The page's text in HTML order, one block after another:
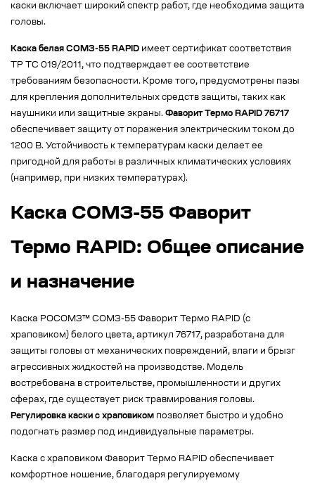
каски включает широкий спектр работ, где необходима защита
головы.
Каска белая СОМЗ-55 RAPID имеет сертификат соответствия
ТР ТС 019/2011, что подтверждает ее соответствие
требованиям безопасности. Кроме того, предусмотрены пазы
для крепления дополнительных средств защиты, таких как
наушники или защитные экраны. Фаворит Термо RAPID 76717
обеспечивает защиту от поражения электрическим током до
1200 В. Устойчивость к температурам каски делает ее
пригодной для работы в различных климатических условиях
(например, при низких температурах).
Каска СОМЗ-55 Фаворит
Термо RAPID: Общее описание
и назначение
Каска РОСОМЗ™ СОМЗ-55 Фаворит Термо RAPID (с
храповиком) белого цвета, артикул 76717, разработана для
защиты головы от механических повреждений, влаги и брызг
агрессивных жидкостей на производстве. Модель
востребована в строительстве, промышленности и других
сферах, где существует риск травмирования головы.
Регулировка каски с храповиком позволяет быстро и удобно
подогнать размер под индивидуальные параметры.
Каска с храповиком Фаворит Термо RAPID обеспечивает
комфортное ношение, благодаря регулируемому